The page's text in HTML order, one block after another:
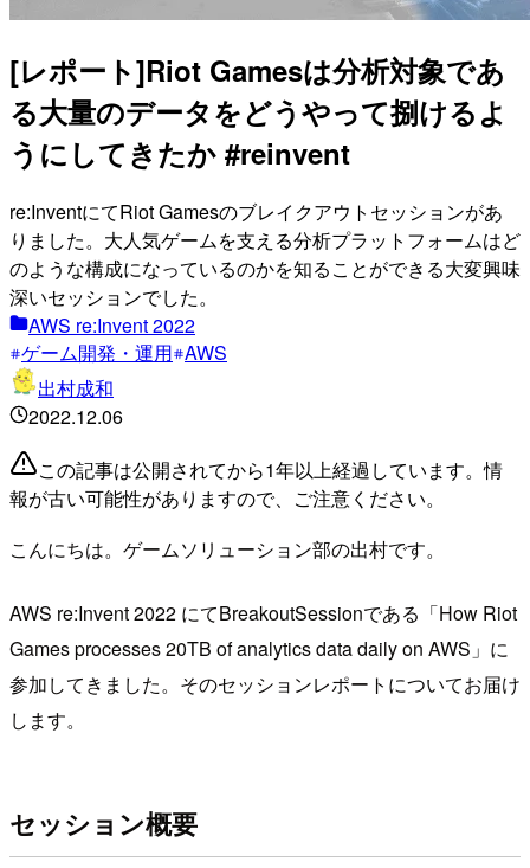
[レポート]Riot Gamesは分析対象であ
る大量のデータをどうやって捌けるよ
うにしてきたか #reinvent
re:InventにてRiot Gamesのブレイクアウトセッションがあ
りました。大人気ゲームを支える分析プラットフォームはど
のような構成になっているのかを知ることができる大変興味
深いセッションでした。
AWS re:Invent 2022
ゲーム開発・運用 AWS
出村成和
2022.12.06
この記事は公開されてから1年以上経過しています。情
報が古い可能性がありますので、ご注意ください。
こんにちは。ゲームソリューション部の出村です。
AWS re:Invent 2022 にてBreakoutSessionである「How Riot
Games processes 20TB of analytics data daily on AWS」に
参加してきました。そのセッションレポートについてお届け
します。
セッション概要